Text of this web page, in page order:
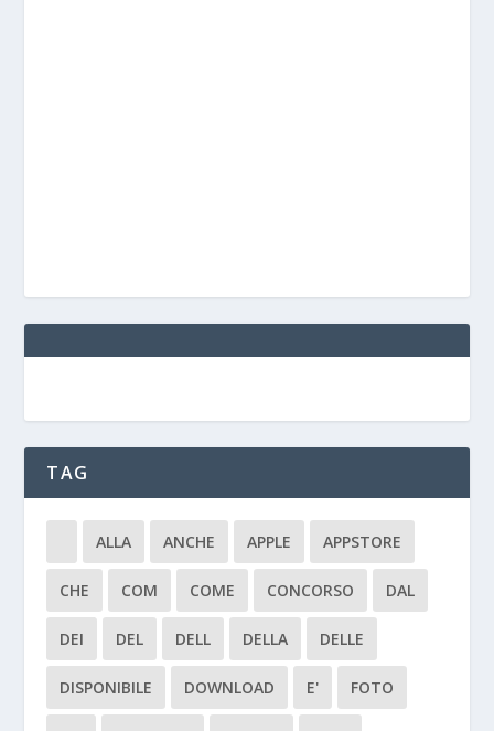
TAG
ALLA ANCHE APPLE APPSTORE
CHE COM COME CONCORSO DAL
DEI DEL DELL DELLA DELLE
DISPONIBILE DOWNLOAD E' FOTO